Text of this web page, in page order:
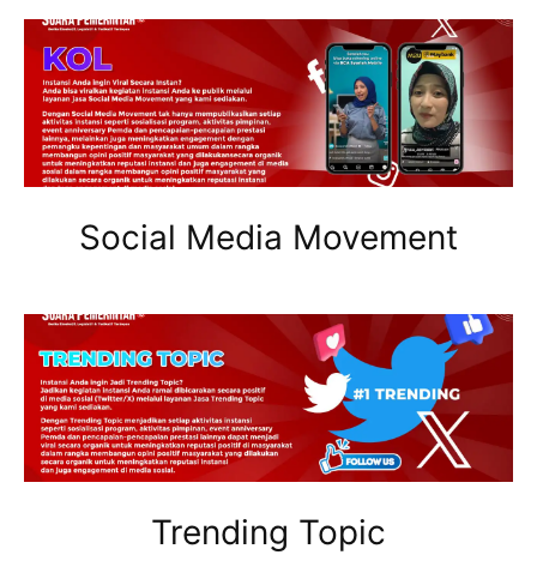
Social Media Movement
Trending Topic